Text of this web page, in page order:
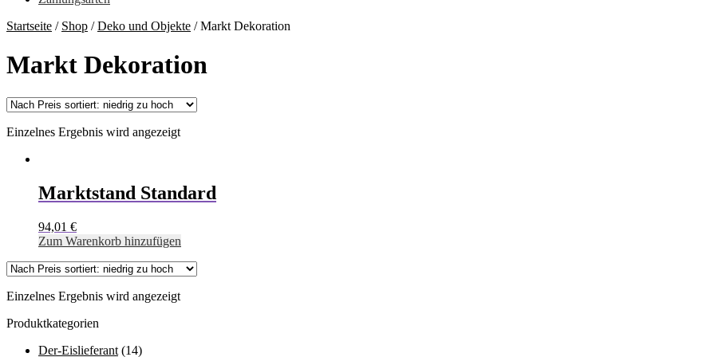
Startseite / Shop /Deko und Objekte /Markt Dekoration
Markt Dekoration
Einzelnes Ergebnis wird angezeigt
Marktstand Standard
94,01 €
Zum Warenkorb hinzufügen
Einzelnes Ergebnis wird angezeigt
Produktkategorien
Der-Eislieferant (14)